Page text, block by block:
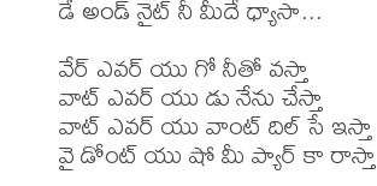
డే అండ్ నైట్ నీ మీదే ధ్యాసా...
వేర్ ఎవర్ యు గో నీతో వస్తా
వాట్ ఎవర్ యు డు నేను చేస్తా
వాట్ ఎవర్ యు వాంట్ దిల్ సే ఇస్తా
వై డోంట్ యు షో మీ ప్యార్ కా రాస్తా